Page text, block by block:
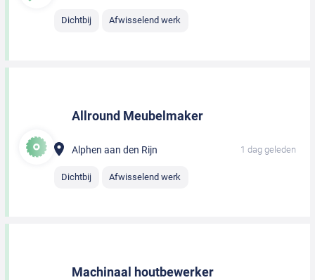
Dichtbij Afwisselend werk
Allround Meubelmaker
Alphen aan den Rijn 1 dag geleden
Dichtbij Afwisselend werk
Machinaal houtbewerker